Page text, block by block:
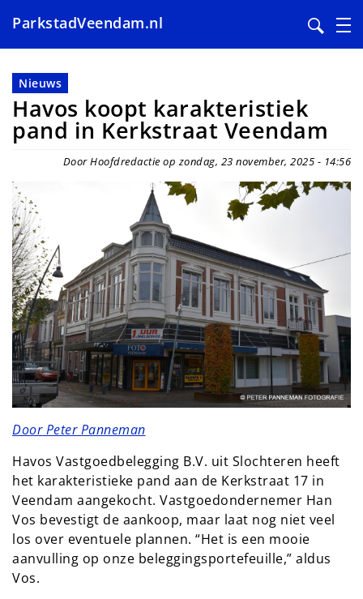
en
naar
de
inhoud
ParkstadVeendam.nl
Nieuws
Havos koopt karakteristiek
pand in Kerkstraat Veendam
Door Hoofdredactie op zondag, 23 november, 2025 - 14:56
Door Peter Panneman
Havos Vastgoedbelegging B.V. uit Slochteren heeft
het karakteristieke pand aan de Kerkstraat 17 in
Veendam aangekocht. Vastgoedondernemer Han
Vos bevestigt de aankoop, maar laat nog niet veel
los over eventuele plannen. “Het is een mooie
aanvulling op onze beleggingsportefeuille,” aldus
Vos.